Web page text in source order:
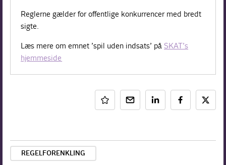
Reglerne gælder for offentlige konkurrencer med bredt
sigte.
Læs mere om emnet ’spil uden indsats’ påSKAT’s
hjemmeside
REGELFORENKLING